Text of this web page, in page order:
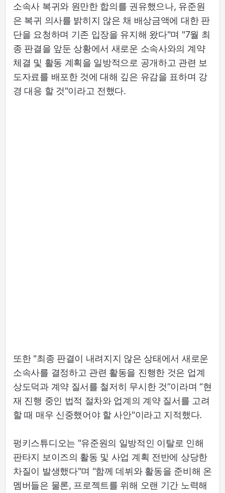
소속사 복귀와 원만한 합의를 권유했으나, 유준원
은 복귀 의사를 밝히지 않은 채 배상금액에 대한 판
단을 요청하며 기존 입장을 유지해 왔다"며 "7월 최
종 판결을 앞둔 상황에서 새로운 소속사와의 계약
체결 및 활동 계획을 일방적으로 공개하고 관련 보
도자료를 배포한 것에 대해 깊은 유감을 표하며 강
경 대응 할 것"이라고 전했다.
또한 "최종 판결이 내려지지 않은 상태에서 새로운
소속사를 결정하고 관련 활동을 진행한 것은 업계
상도덕과 계약 질서를 철저히 무시한 것”이라며 “현
재 진행 중인 법적 절차와 업계의 계약 질서를 고려
할 때 매우 신중했어야 할 사안"이라고 지적했다.
펑키스튜디오는 "유준원의 일방적인 이탈로 인해
판타지 보이즈의 활동 및 사업 계획 전반에 상당한
차질이 발생했다"며 "함께 데뷔와 활동을 준비해 온
멤버들은 물론, 프로젝트를 위해 오랜 기간 노력해